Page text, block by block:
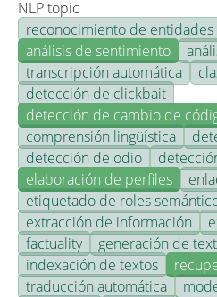
NLP topic
reconocimiento de
análisis de sentimiento
transcripción automática
detección de clickbait
detección de cambio de
comprensión lingüística
detección de odio
elaboración de perfiles
etiquetado de roles
extracción de información
factuality
generación de
indexación de textos
traducción automática